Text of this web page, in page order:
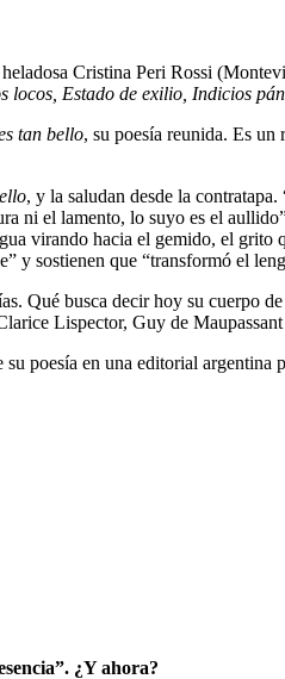
a Cristina Peri Rossi
locos, Estado de exilio, Indicios
tan bello, su poesía reunida. Es un
, y la saludan desde la contratapa.
ni el lamento, lo suyo es el
virando hacia el gemido, el grito
y sostienen que “transformó el
Qué busca decir hoy su cuerpo
Lispector, Guy de
poesía en una editorial
¿Y ahora?